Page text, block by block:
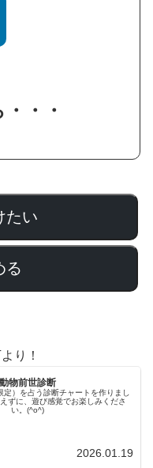
・・
たい
る
り！
動物前世診断
）を占う診断チャートを作りまし
ずに、遊び感覚でお楽しみくださ
い。(^o^)
2026.01.19